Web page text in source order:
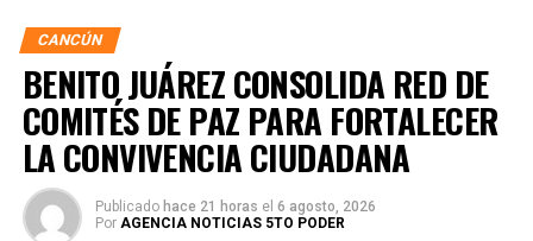
vialidades donde se colocó la nueva infraestructura.
CANCÚN
BENITO JUÁREZ CONSOLIDA RED DE
COMITÉS DE PAZ PARA FORTALECER
LA CONVIVENCIA CIUDADANA
Publicado hace 21 horas el 6 agosto, 2026
Por AGENCIA NOTICIAS 5TO PODER